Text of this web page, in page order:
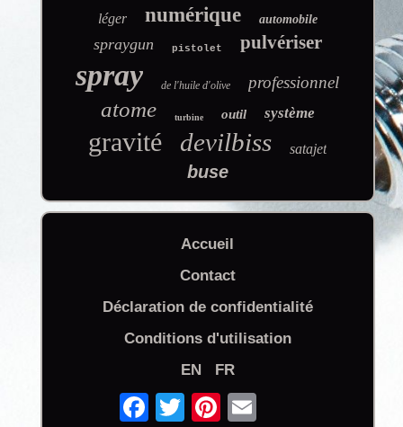
léger numérique automobile
spraygun pistolet pulvériser
spray de l'huile d'olive professionnel
atome turbine outil système
gravité devilbiss satajet
buse
Accueil
Contact
Déclaration de confidentialité
Conditions d'utilisation
EN
FR